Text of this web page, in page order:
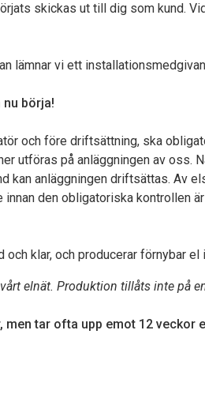
skickas ut till dig som kund.
lämnar vi ett
börja!
och före driftsättning, ska
utföras på anläggningen av oss.
kan anläggningen driftsättas. Av
den obligatoriska kontrollen
klar, och producerar förnybar el
elnät. Produktion tillåts inte på
tar ofta upp emot 12 veckor